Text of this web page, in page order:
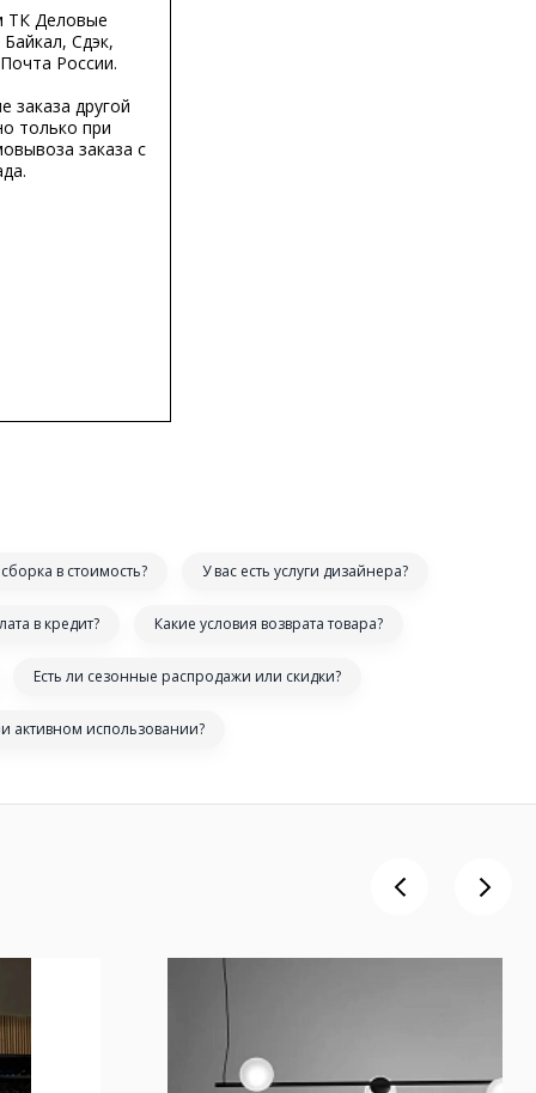
ТК Деловые
Сдэк,
России.
заказа другой
только при
заказа с
в стоимость? У вас есть услуги дизайнера?
в кредит? Какие условия возврата товара?
Есть ли сезонные распродажи или скидки?
активном использовании?